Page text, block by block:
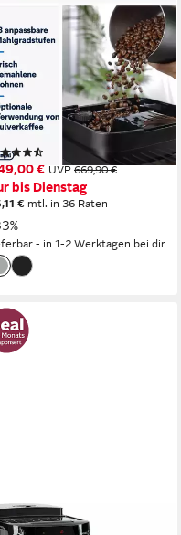
Magnifica
Next ECAM310.60.GB,
Genuss per Touch,
g
Bohnenkapazität
bar Pumpendruck
Kegelmahlwerk Mahlwerk
€ UVP 669,90 €
bis Dienstag
€ mtl. in 36 Raten
- in 1-2 Werktagen bei dir